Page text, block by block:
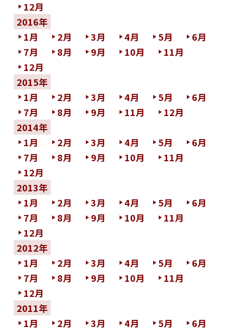
12月
2016年
1月
2月 3月 4月 5月
6月
7月
8月 9月 10月
11月
12月
2015年
1月
2月 3月 4月 5月
6月
7月
8月 9月 11月
12月
2014年
1月
2月 3月 4月 5月
6月
7月
8月 9月 10月
11月
12月
2013年
1月
2月 3月 4月 5月
6月
7月
8月 9月 10月
11月
12月
2012年
1月
2月 3月 4月 5月
6月
7月
8月 9月 10月
11月
12月
2011年
1月
2月 3月 4月 5月
6月